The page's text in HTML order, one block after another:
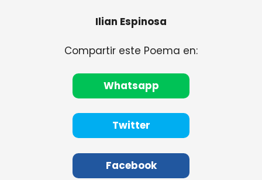
Ilian Espinosa
Compartir este Poema en:
Whatsapp
Twitter
Facebook